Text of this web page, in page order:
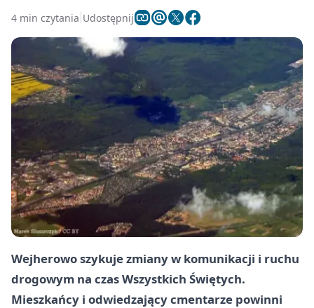
4 min czytania Udostępnij
Wejherowo szykuje zmiany w komunikacji i ruchu
drogowym na czas Wszystkich Świętych.
Mieszkańcy i odwiedzający cmentarze powinni